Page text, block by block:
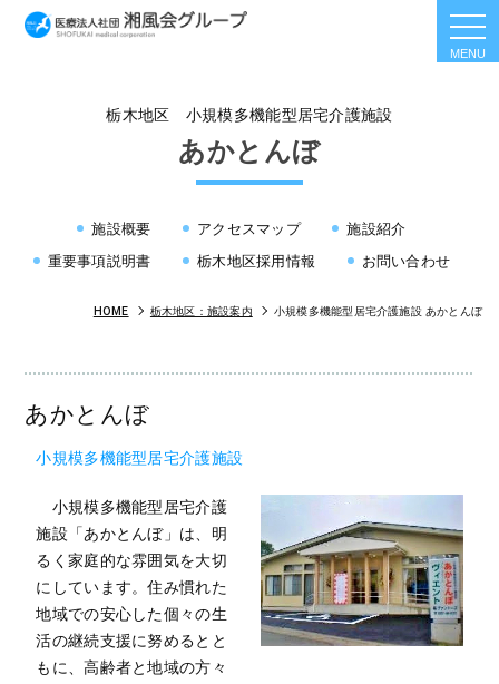
栃木地区 小規模多機能型居宅介護施設
あかとんぼ
施設概要 アクセスマップ
施設紹介
重要事項説明書
栃木地区採用情報 お問い合わせ
HOME 栃木地区：施設案内 小規模多機能型居宅介護施設 あかとんぼ
あかとんぼ
小規模多機能型居宅介護施設
小規模多機能型居宅介護
施設「あかとんぼ」は、明
るく家庭的な雰囲気を大切
にしています。住み慣れた
地域での安心した個々の生
活の継続支援に努めるとと
もに、高齢者と地域の方々